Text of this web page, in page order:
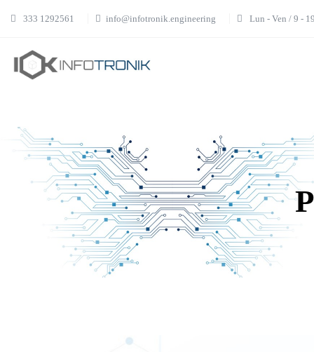
333 1292561 info@infotronik.engineering Lun - Ven / 9 -